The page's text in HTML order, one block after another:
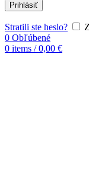
Prihlásiť
Stratili ste heslo?
0 Obľúbené
0 items / 0,00 €